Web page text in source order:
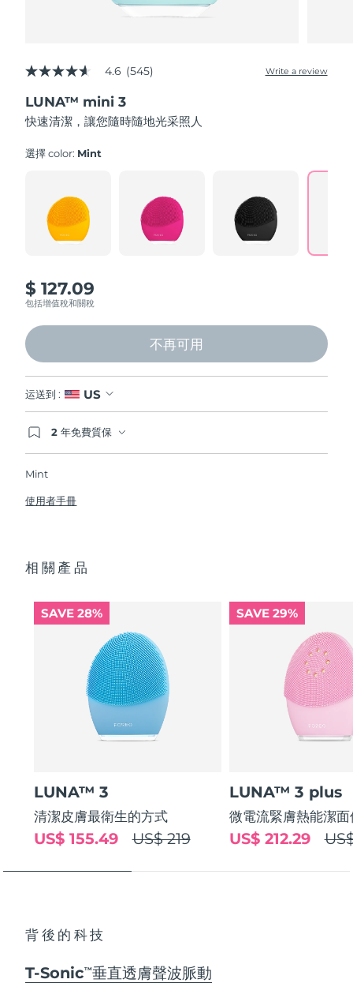
4.6
of
5
stars,
rating
Reviews.
Same
page
4.6 (545) Write a review
LUNA™ mini 3
快速清潔，讓您隨時隨地光采照人
選擇 color: Mint
$ 127.09
包括增值稅和關稅
不再可用
运送到 : US
2 年免費質保
Mint
使用者手冊
相關產品
SAVE 28%
LUNA™ 3
清潔皮膚最衛生的方式
US$ 219
US$ 155.49
SAVE 29%
LUNA™ 3 plus
微電流緊膚熱能潔面
US$ 212.29
背後的科技
T-SonicTM 垂直透膚聲波脈動